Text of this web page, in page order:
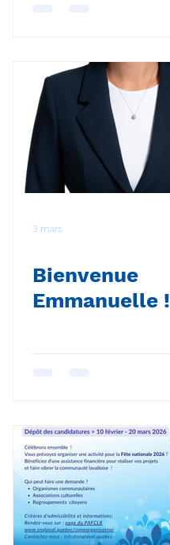
3 mars
Bienvenue
Emmanuelle !